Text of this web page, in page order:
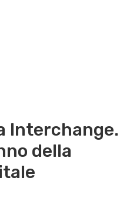
Interchange.
della